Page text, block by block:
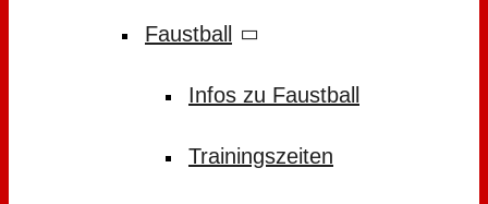
Faustball
Infos zu Faustball
Trainingszeiten